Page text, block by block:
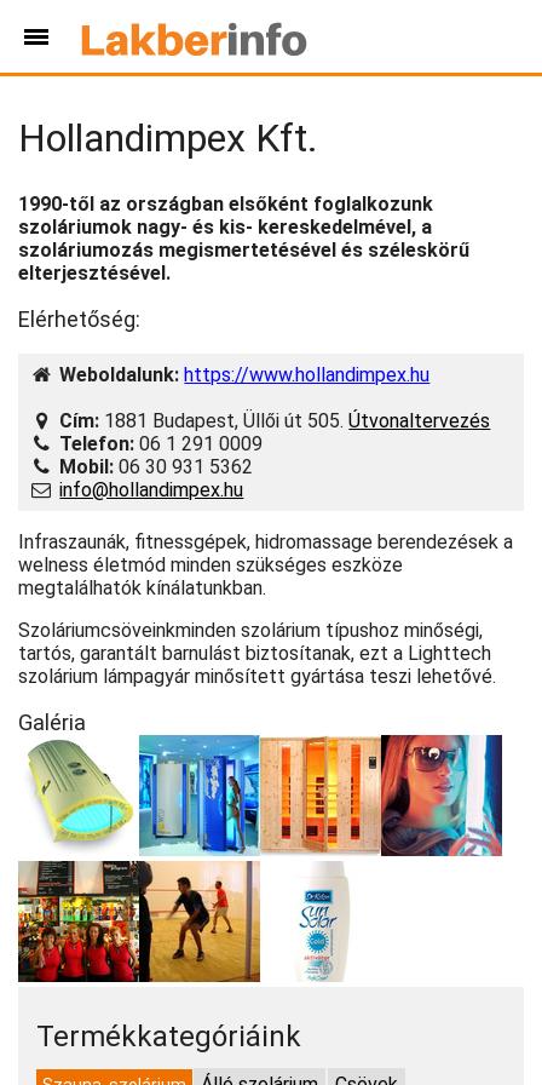
Hollandimpex Kft.
1990-től az országban elsőként foglalkozunk
szoláriumok nagy- és kis- kereskedelmével, a
szoláriumozás megismertetésével és széleskörű
elterjesztésével.
Elérhetőség:
Weboldalunk: https://www.hollandimpex.hu
Cím: 1881 Budapest, Üllői út 505.Útvonaltervezés
Telefon: 06 1 291 0009
Mobil: 06 30 931 5362
info@hollandimpex.hu
Infraszaunák, fitnessgépek, hidromassage berendezések a
welness életmód minden szükséges eszköze
megtalálhatók kínálatunkban.
Szoláriumcsöveinkminden szolárium típushoz minőségi,
tartós, garantált barnulást biztosítanak, ezt a Lighttech
szolárium lámpagyár minősített gyártása teszi lehetővé.
Galéria
Termékkategóriáink